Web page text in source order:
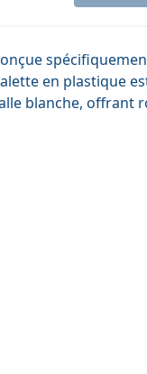
en plastique
blanche, offrant